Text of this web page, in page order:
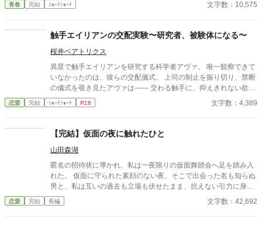
青春 完結 ｼｮｰﾄｼｮｰﾄ 文字数：10,575
触手エイリアンの交配実験〜研究者、被験体になる〜
桜井ベアトリクス
異星で触手エイリアンを研究する科学者アヴァ。 唯一観察できて
いなかったのは、彼らの交配儀式。 上司の制止を振り切り、禁断
の儀式を覗き見たアヴァは―― 交わる触手に、抑えきれない欲望
を覚える。 「私も……私も交配したい」 太く長い触手が、体の奥
深くまで侵入してくる。 研究者が、快楽の実験体になる夜。
恋愛 完結 ｼｮｰﾄｼｮｰﾄ R18 文字数：4,389
【完結】仮面の夜に触れたひと
山田森湖
匿名の招待状に導かれ、私は一夜限りの仮面舞踏会へ足を踏み入
れた。 仮面に守られた素顔のない夜、そこで出会った名も知らぬ
男と、私は互いの過去も立場も伏せたまま、抗えない引力に身を
委ねる。 「今夜だけ」——そう約束したはずの関係は、夜明けと
ともに終わった。 しかし、彼の声、仕草、触れた感触は、日常へ
恋愛 完結 長編 文字数：42,692